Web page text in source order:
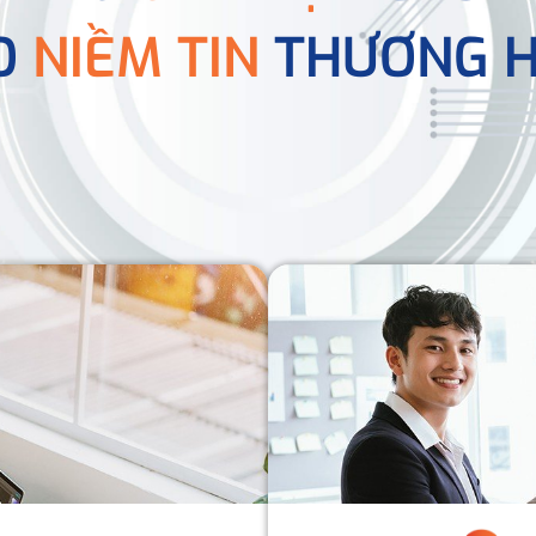
NIỀM TIN THƯƠNG